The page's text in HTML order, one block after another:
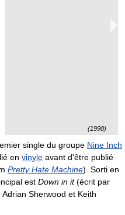
(1990)
single du groupe Nine Inch
en vinyle avant d'être publié
Pretty Hate Machine). Sorti en
est Down in it(écrit par
Sherwood et Keith